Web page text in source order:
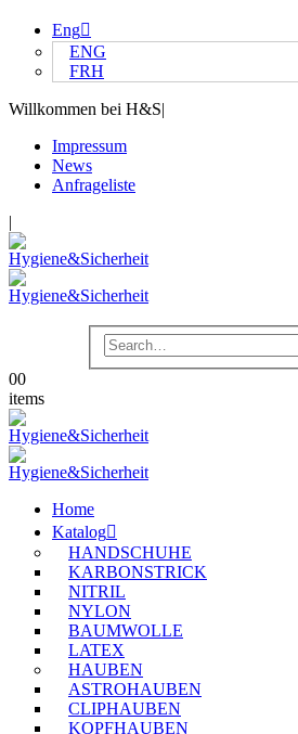
Eng
ENG
FRH
Willkommen bei H&S|
Impressum
News
Anfrageliste
|
00
items
Home
Katalog
HANDSCHUHE
KARBONSTRICK
NITRIL
NYLON
BAUMWOLLE
LATEX
HAUBEN
ASTROHAUBEN
CLIPHAUBEN
KOPFHAUBEN